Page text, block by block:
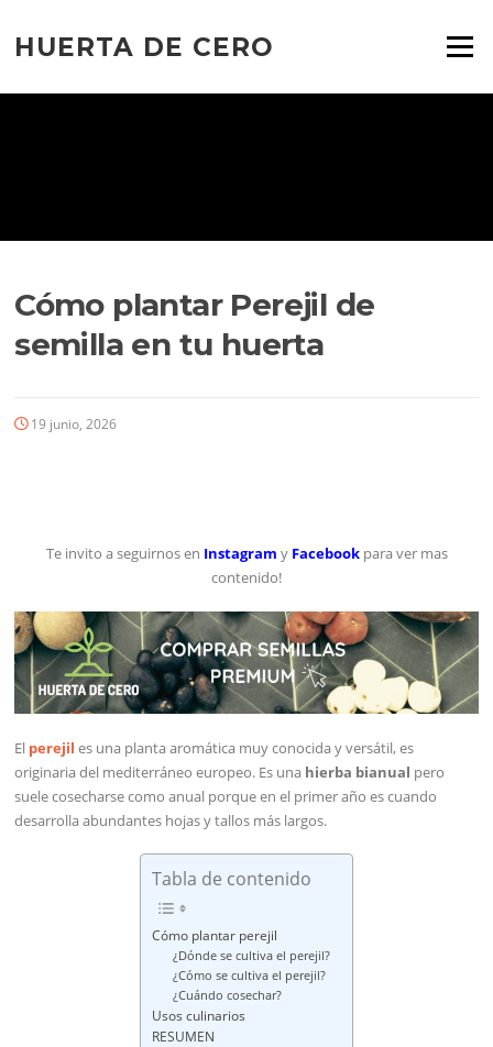
contenido
HUERTA DE CERO Menú
Cómo plantar Perejil de
semilla en tu huerta
19 junio, 2026
Te invito a seguirnos en Instagram y Facebook para ver mas
contenido!
El perejil es una planta aromática muy conocida y versátil, es
originaria del mediterráneo europeo. Es una hierba bianual pero
suele cosecharse como anual porque en el primer año es cuando
desarrolla abundantes hojas y tallos más largos.
Tabla de contenido
Cómo plantar perejil
¿Dónde se cultiva el perejil?
¿Cómo se cultiva el perejil?
¿Cuándo cosechar?
Usos culinarios
RESUMEN